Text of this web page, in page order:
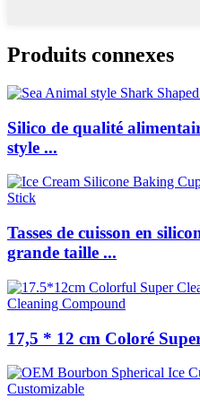
Produits connexes
Silico de qualité
style ...
Tasses de cuisson en
grande taille ...
17,5 * 12 cm Coloré